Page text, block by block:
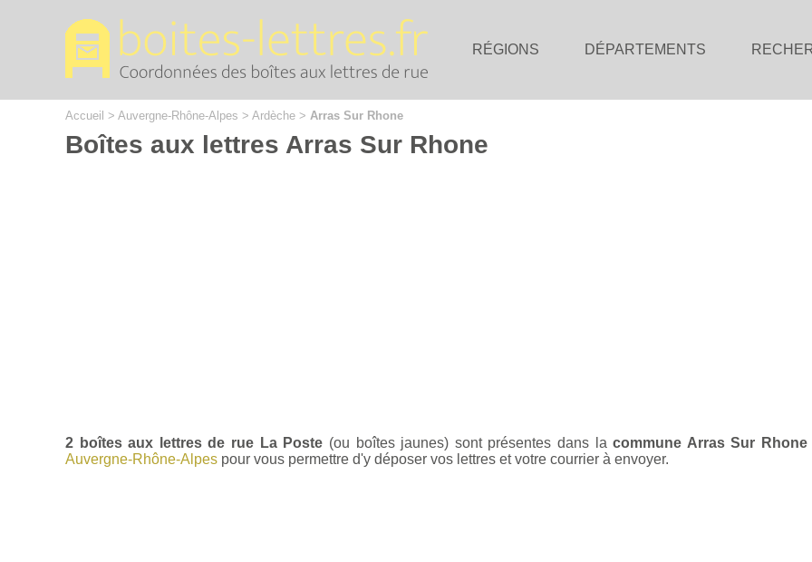
RÉGIONS DÉPARTEMENTS
Accueil > Auvergne-Rhône-Alpes > Ardèche > Arras Sur Rhone
Boîtes aux lettres Arras Sur Rhone
2 boîtes aux lettres de rue La Poste (ou boîtes jaunes) sont présentes dans lacommune Arras Sur Rhone
Auvergne-Rhône-Alpes pour vous permettre d'y déposer vos lettres et votre courrier à envoyer.